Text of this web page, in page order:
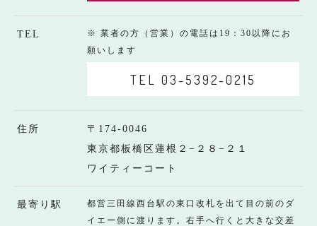
TEL
※ 業者の方（営業）の電話は19：30以降にお
願いします
TEL 03-5392-0215
住所
〒174-0046
東京都板橋区蓮根２−２８−２１
ワイティーコート
最寄り駅
都営三田線西台駅の東口改札を出て目の前のダ
イエー側に渡ります。右手へ行くと大きな交差